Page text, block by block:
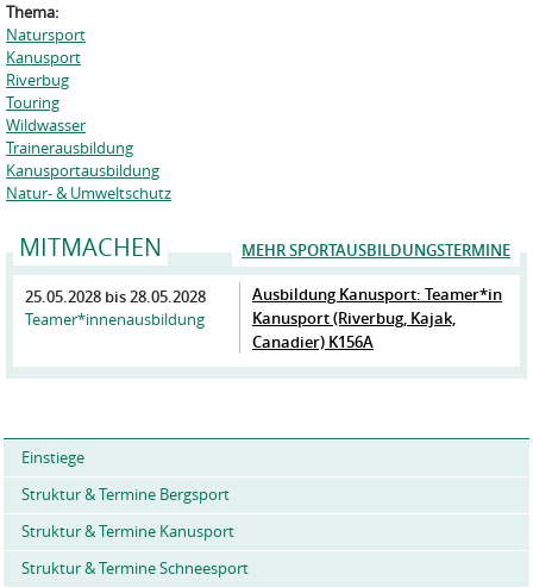
Thema:
Natursport
Kanusport
Riverbug
Touring
Wildwasser
Trainerausbildung
Kanusportausbildung
Natur- & Umweltschutz
MEHR SPORTAUSBILDUNGSTERMINE
MITMACHEN
25.05.2028 bis28.05.2028
Teamer*innenausbildung
Ausbildung Kanusport: Teamer*in
Kanusport (Riverbug, Kajak,
Canadier) K156A
Einstiege
Struktur & Termine Bergsport
Struktur & Termine Kanusport
Struktur & Termine Schneesport